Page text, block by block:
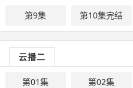
第9集 第10集完结
云播二
第01集 第02集